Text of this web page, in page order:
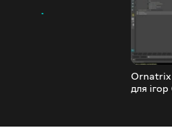
Ornatrix
для